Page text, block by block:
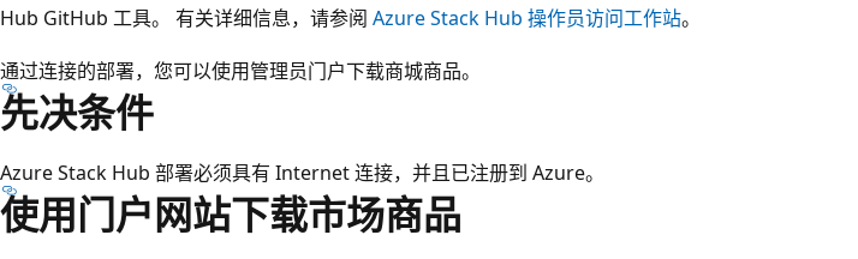
Hub GitHub 工具。 有关详细信息，请参阅 Azure Stack Hub 操作员访问工作站。
通过连接的部署，您可以使用管理员门户下载商城商品。
先决条件
Azure Stack Hub 部署必须具有 Internet 连接，并且已注册到 Azure。
使用门户网站下载市场商品